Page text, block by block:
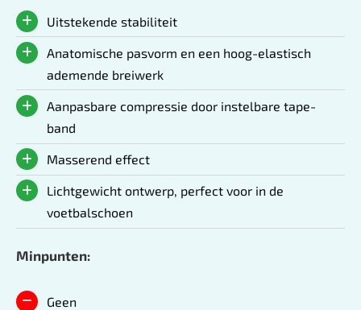
Uitstekende stabiliteit
Anatomische pasvorm en een hoog-elastisch
ademende breiwerk
Aanpasbare compressie door instelbare tape-
band
Masserend effect
Lichtgewicht ontwerp, perfect voor in de
voetbalschoen
Minpunten:
Geen